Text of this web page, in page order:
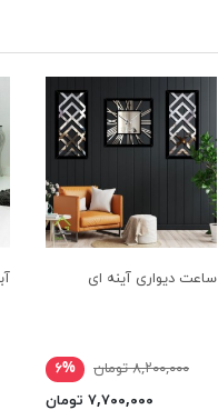
ساعت دیواری آینه ای
۸,۲۰۰,۰۰۰ تومان
۶%
۷,۷۰۰,۰۰۰ تومان